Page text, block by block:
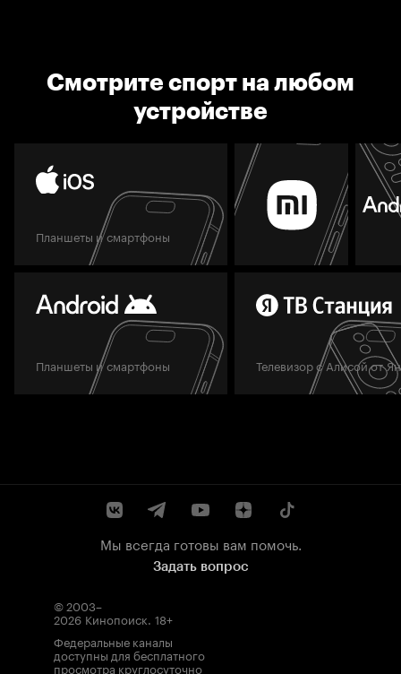
Смотрите спорт на любом
устройстве
Планшеты и смартфоны
Планшеты и смартфоны Телевизор с Алисой от
Мы всегда готовы вам помочь.
Задать вопрос
© 2003–
2026 Кинопоиск. 18+
Федеральные каналы
доступны для бесплатного
просмотра круглосуточно